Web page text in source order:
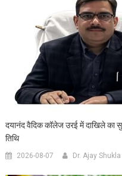
दयानंद वैदिक कॉलेज उरई में दाखिले का
तिथि
2026-08-07 Dr. Ajay Shukla